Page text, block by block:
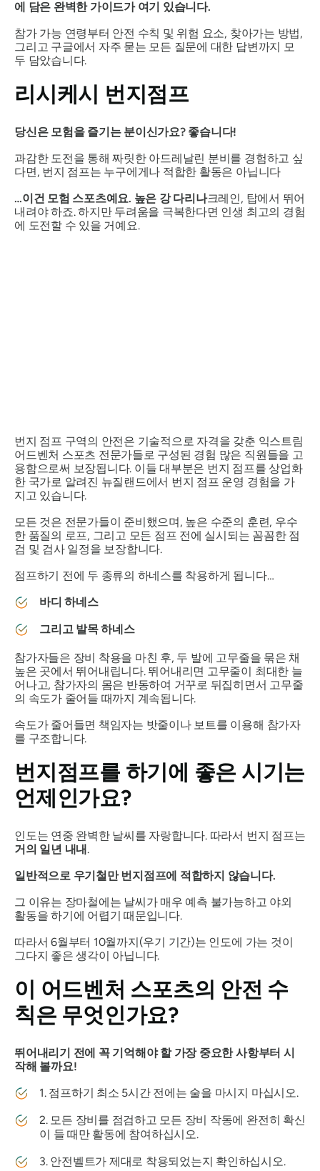
에 담은 완벽한 가이드가 여기 있습니다.
참가 가능 연령부터 안전 수칙 및 위험 요소, 찾아가는 방법,
그리고 구글에서 자주 묻는 모든 질문에 대한 답변까지 모
두 담았습니다.
리시케시 번지점프
당신은 모험을 즐기는 분이신가요? 좋습니다!
과감한 도전을 통해 짜릿한 아드레날린 분비를 경험하고 싶
다면, 번지 점프는 누구에게나 적합한 활동은 아닙니다
…이건 모험 스포츠예요. 높은 강 다리나크레인, 탑에서 뛰어
내려야 하죠. 하지만 두려움을 극복한다면 인생 최고의 경험
에 도전할 수 있을 거예요.
번지 점프 구역의 안전은 기술적으로 자격을 갖춘 익스트림
어드벤처 스포츠 전문가들로 구성된 경험 많은 직원들을 고
용함으로써 보장됩니다. 이들 대부분은 번지 점프를 상업화
한 국가로 알려진 뉴질랜드에서 번지 점프 운영 경험을 가
지고 있습니다.
모든 것은 전문가들이 준비했으며, 높은 수준의 훈련, 우수
한 품질의 로프, 그리고 모든 점프 전에 실시되는 꼼꼼한 점
검 및 검사 일정을 보장합니다.
점프하기 전에 두 종류의 하네스를 착용하게 됩니다…
바디 하네스
그리고 발목 하네스
참가자들은 장비 착용을 마친 후, 두 발에 고무줄을 묶은 채
높은 곳에서 뛰어내립니다. 뛰어내리면 고무줄이 최대한 늘
어나고, 참가자의 몸은 반동하여 거꾸로 뒤집히면서 고무줄
의 속도가 줄어들 때까지 계속됩니다.
속도가 줄어들면 책임자는 밧줄이나 보트를 이용해 참가자
를 구조합니다.
번지점프를 하기에 좋은 시기는
언제인가요?
인도는 연중 완벽한 날씨를 자랑합니다. 따라서 번지 점프는
거의 일년 내내.
일반적으로 우기철만 번지점프에 적합하지 않습니다.
그 이유는 장마철에는 날씨가 매우 예측 불가능하고 야외
활동을 하기에 어렵기 때문입니다.
따라서 6월부터 10월까지(우기 기간)는 인도에 가는 것이
그다지 좋은 생각이 아닙니다.
이 어드벤처 스포츠의 안전 수
칙은 무엇인가요?
뛰어내리기 전에 꼭 기억해야 할 가장 중요한 사항부터 시
작해 볼까요!
1. 점프하기 최소 5시간 전에는 술을 마시지 마십시오.
2. 모든 장비를 점검하고 모든 장비 작동에 완전히 확신
이 들 때만 활동에 참여하십시오.
3. 안전벨트가 제대로 착용되었는지 확인하십시오.